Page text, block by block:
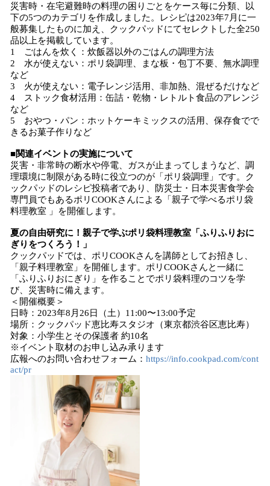
災害時・在宅避難時の料理の困りごとをケース毎に分類、以
下の5つのカテゴリを作成しました。レシピは2023年7月に一
般募集したものに加え、クックパッドにてセレクトした全250
品以上を掲載しています。
1 ごはんを炊く：炊飯器以外のごはんの調理方法
2 水が使えない：ポリ袋調理、まな板・包丁不要、無水調理
など
3 火が使えない：電子レンジ活用、非加熱、混ぜるだけなど
4 ストック食材活用：缶詰・乾物・レトルト食品のアレンジ
など
5 おやつ・パン：ホットケーキミックスの活用、保存食でで
きるお菓子作りなど
■関連イベントの実施について
災害・非常時の断水や停電、ガスが止まってしまうなど、調
理環境に制限がある時に役立つのが「ポリ袋調理」です。ク
ックパッドのレシピ投稿者であり、防災士・日本災害食学会
専門員でもあるポリCOOKさんによる「親子で学べるポリ袋
料理教室 」を開催します。
夏の自由研究に！親子で学ぶポリ袋料理教室「ふりふりおに
ぎりをつくろう！」
クックパッドでは、ポリCOOKさんを講師としてお招きし、
「親子料理教室」を開催します。ポリCOOKさんと一緒に
「ふりふりおにぎり」を作ることでポリ袋料理のコツを学
び、災害時に備えます。
＜開催概要＞
日時：2023年8月26日（土）11:00〜13:00予定
場所：クックパッド恵比寿スタジオ（東京都渋谷区恵比寿）
対象：小学生とその保護者 約10名
※イベント取材のお申し込み承ります
広報へのお問い合わせフォーム： https://info.cookpad.com/cont
act/pr